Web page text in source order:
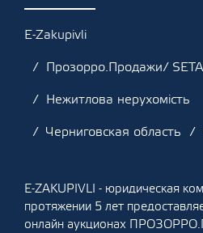
E-Zakupivli
Прозорро.Продажи/
Нежитлова нерухомість
Черниговская область
E-ZAKUPIVLI - юридическая
протяжении 5 лет
онлайн аукционах